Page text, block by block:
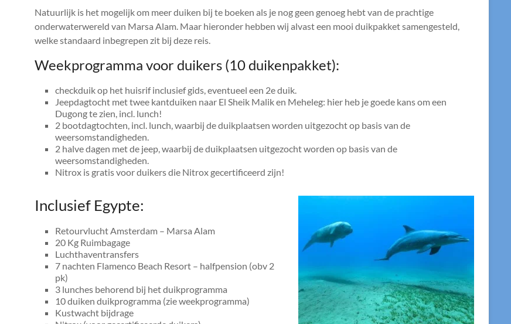
Natuurlijk is het mogelijk om meer duiken bij te boeken als je nog geen genoeg hebt van de prachtige
onderwaterwereld van Marsa Alam. Maar hieronder hebben wij alvast een mooi duikpakket samengesteld,
welke standaard inbegrepen zit bij deze reis.
Weekprogramma voor duikers (10 duikenpakket):
checkduik op het huisrif inclusief gids, eventueel een 2e duik.
Jeepdagtocht met twee kantduiken naar El Sheik Malik en Meheleg: hier heb je goede kans om een
Dugong te zien, incl. lunch!
2 bootdagtochten, incl. lunch, waarbij de duikplaatsen worden uitgezocht op basis van de
weersomstandigheden.
2 halve dagen met de jeep, waarbij de duikplaatsen uitgezocht worden op basis van de
weersomstandigheden.
Nitrox is gratis voor duikers die Nitrox gecertificeerd zijn!
Inclusief Egypte:
Retourvlucht Amsterdam – Marsa Alam
20 Kg Ruimbagage
Luchthaventransfers
7 nachten Flamenco Beach Resort – halfpension (obv 2
pk)
3 lunches behorend bij het duikprogramma
10 duiken duikprogramma (zie weekprogramma)
Kustwacht bijdrage